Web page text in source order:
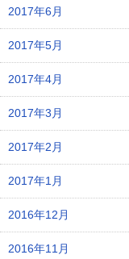
2017年6月
2017年5月
2017年4月
2017年3月
2017年2月
2017年1月
2016年12月
2016年11月